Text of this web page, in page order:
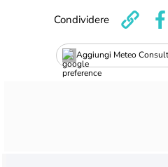
Aggiungi Meteo
Condividere